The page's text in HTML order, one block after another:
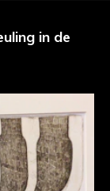
in de